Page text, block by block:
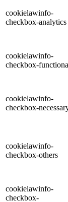
cookielawinfo-
checkbox-analytics
cookielawinfo-
checkbox-
cookielawinfo-
checkbox-
cookielawinfo-
checkbox-others
cookielawinfo-
checkbox-